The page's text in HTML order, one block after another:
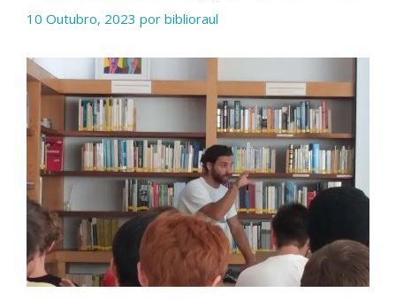
10 Outubro, 2023 por biblioraul